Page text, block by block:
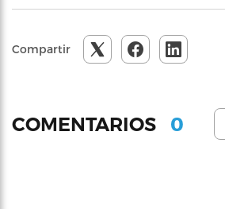
Compartir
COMENTARIOS 0